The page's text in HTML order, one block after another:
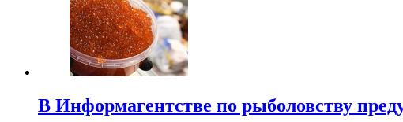
В Информагентстве по рыболовству